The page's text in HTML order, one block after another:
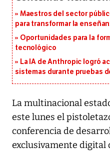
Maestros del sector
para transformar la
Oportunidades para la
tecnológico
La IA de Anthropic logró
sistemas durante pruebas
La multinacional
este lunes el
conferencia de
exclusivamente digital